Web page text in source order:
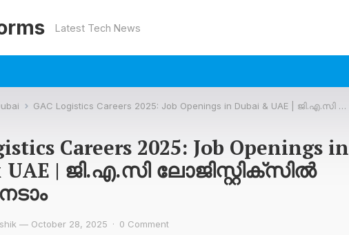
Latest Tech News
GAC Logistics Careers 2025: Job Openings in Dubai & UAE | ജി.എ.സി ലോജിസ്റ്റിക്സിൽ ജോലി നേടാം
Careers 2025: Job Openings in
UAE | ജി.എ.സി ലോജിസ്റ്റിക്സിൽ
— October 28, 2025 · 0 Comment